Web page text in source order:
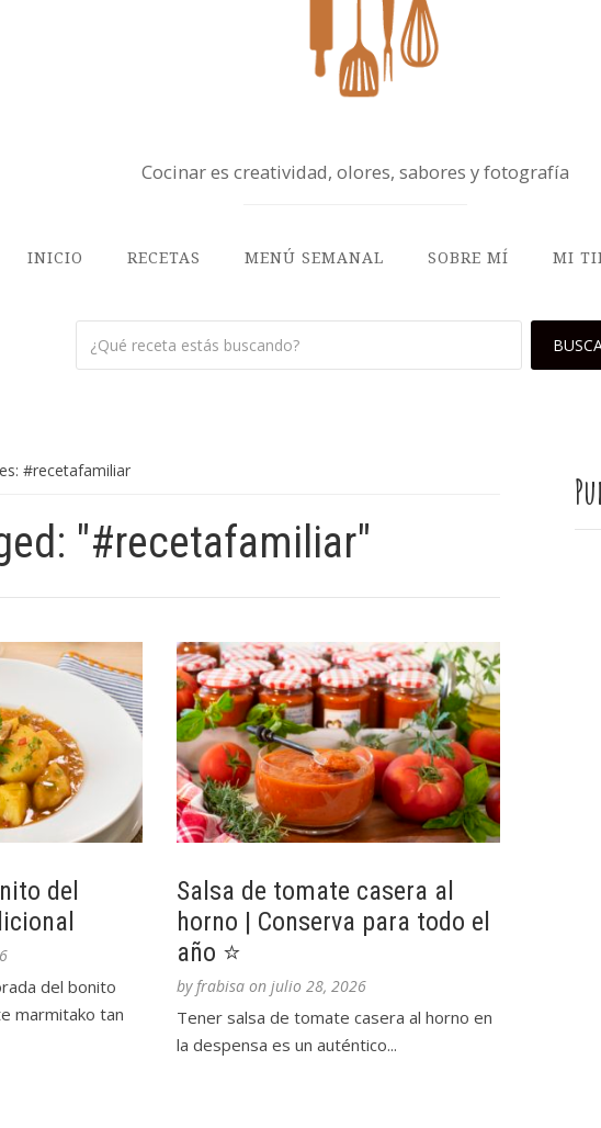
Cocinar es creatividad, olores, sabores y fotografía
INICIO RECETAS MENÚ SEMANAL SOBRE MÍ MI
#recetafamiliar
"#recetafamiliar"
del
del bonito
marmitako tan
Salsa de tomate casera al
horno | Conserva para todo el
año ⭐
byfrabisa on julio 28, 2026
Tener salsa de tomate casera al horno en
la despensa es un auténtico...